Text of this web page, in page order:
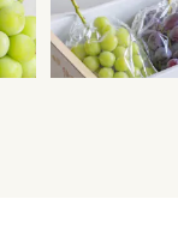
円
輝きとシャイ
カット 1.2kg
笛吹・特栽相
送料込